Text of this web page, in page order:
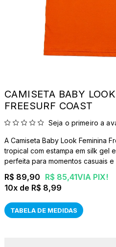
CAMISETA BABY
FREESURF COAST
Seja o primeiro a
A Camiseta Baby Look Feminina
tropical com estampa em silk gel
perfeita para momentos casuais
R$ 85,41VIA PIX!
R$ 89,90
10x
R$ 8,99
TABELA DE MEDIDAS